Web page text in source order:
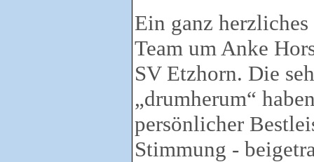
Ein ganz
Team um Anke
SV Etzhorn. Die
„drumherum“
persönlicher
Stimmung -